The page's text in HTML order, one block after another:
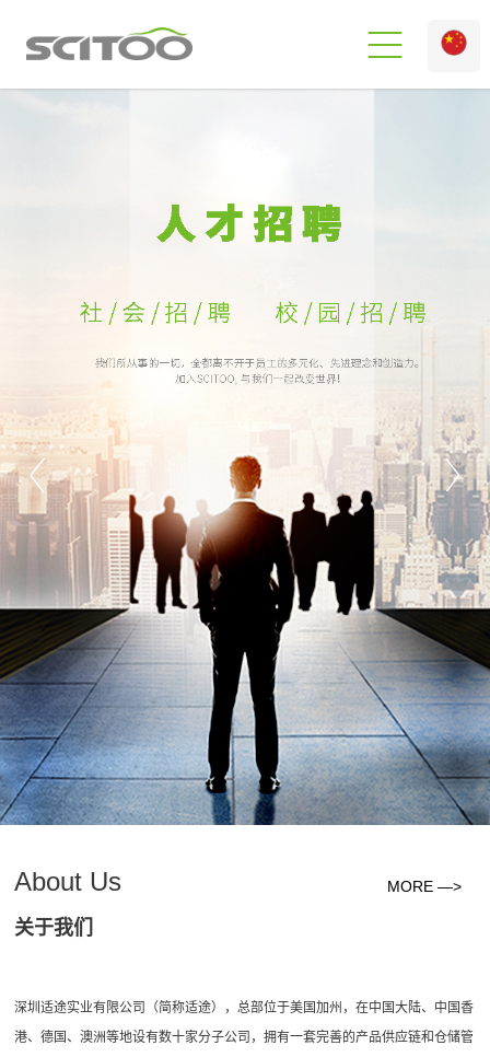
About Us
关于我们
MORE —>
深圳适途实业有限公司（简称适途），总部位于美国加州，在中国大陆、中国香
港、德国、澳洲等地设有数十家分子公司，拥有一套完善的产品供应链和仓储管